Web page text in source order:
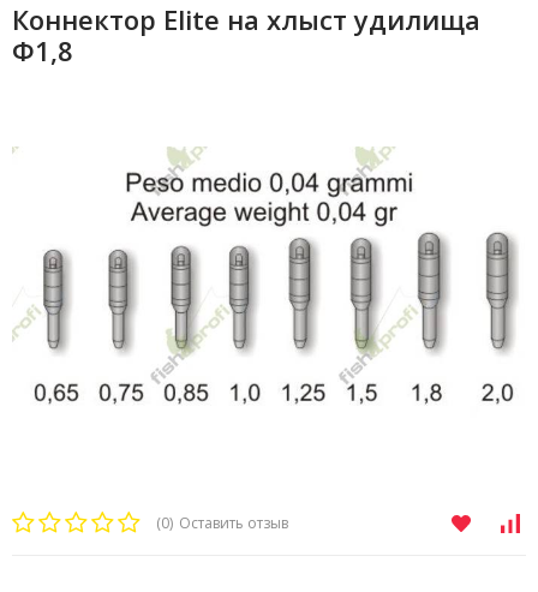
Коннектор Elite на хлыст удилища
Ф1,8
(0) Оставить отзыв